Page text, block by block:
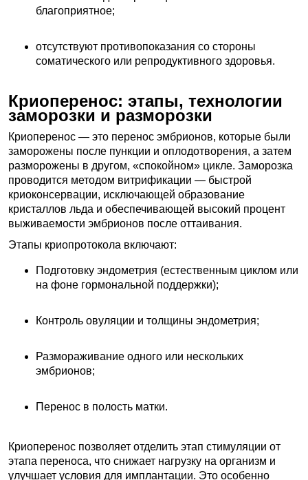
благоприятное;
отсутствуют противопоказания со стороны
соматического или репродуктивного здоровья.
Криоперенос: этапы, технологии
заморозки и разморозки
Криоперенос — это перенос эмбрионов, которые были
заморожены после пункции и оплодотворения, а затем
разморожены в другом, «спокойном» цикле. Заморозка
проводится методом витрификации — быстрой
криоконсервации, исключающей образование
кристаллов льда и обеспечивающей высокий процент
выживаемости эмбрионов после оттаивания.
Этапы криопротокола включают:
Подготовку эндометрия (естественным циклом или
на фоне гормональной поддержки);
Контроль овуляции и толщины эндометрия;
Размораживание одного или нескольких
эмбрионов;
Перенос в полость матки.
Криоперенос позволяет отделить этап стимуляции от
этапа переноса, что снижает нагрузку на организм и
улучшает условия для имплантации. Это особенно